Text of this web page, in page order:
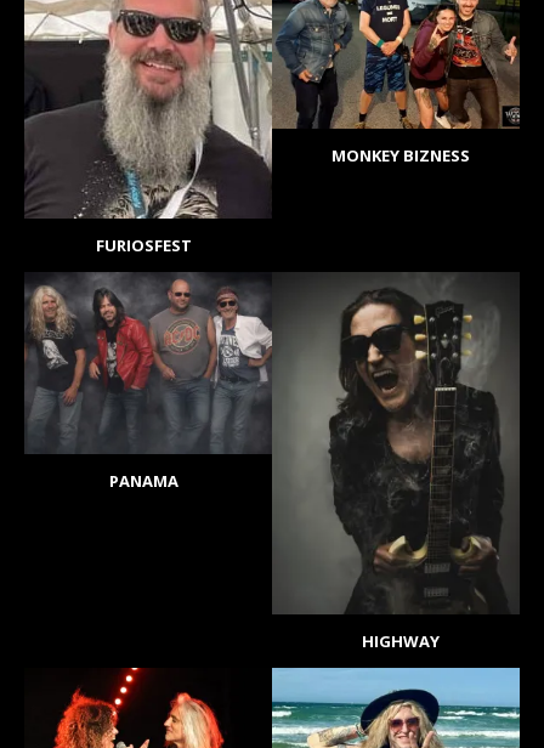
FURIOSFEST
MONKEY BIZNESS
PANAMA
HIGHWAY